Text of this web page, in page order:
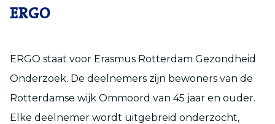
ERGO
ERGO staat voor Erasmus Rotterdam Gezondheid
Onderzoek. De deelnemers zijn bewoners van de
Rotterdamse wijk Ommoord van 45 jaar en ouder.
Elke deelnemer wordt uitgebreid onderzocht,